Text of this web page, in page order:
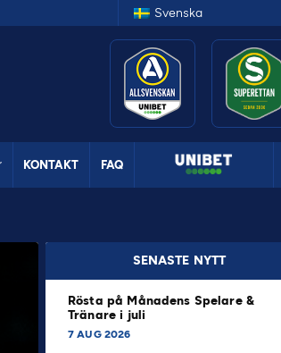
Svenska
KONTAKT FAQ
SENASTE NYTT
Rösta på Månadens Spelare &
Tränare i juli
7 AUG 2026